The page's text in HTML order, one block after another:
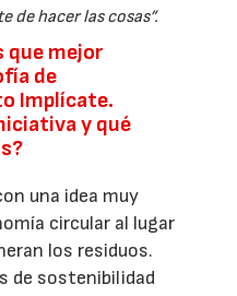
de hacer las cosas”.
que mejor
de
Implícate.
y qué
una idea muy
circular al lugar
los residuos.
de sostenibilidad